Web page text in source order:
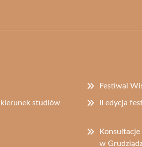
Festiwal
studiów
II edycja
w